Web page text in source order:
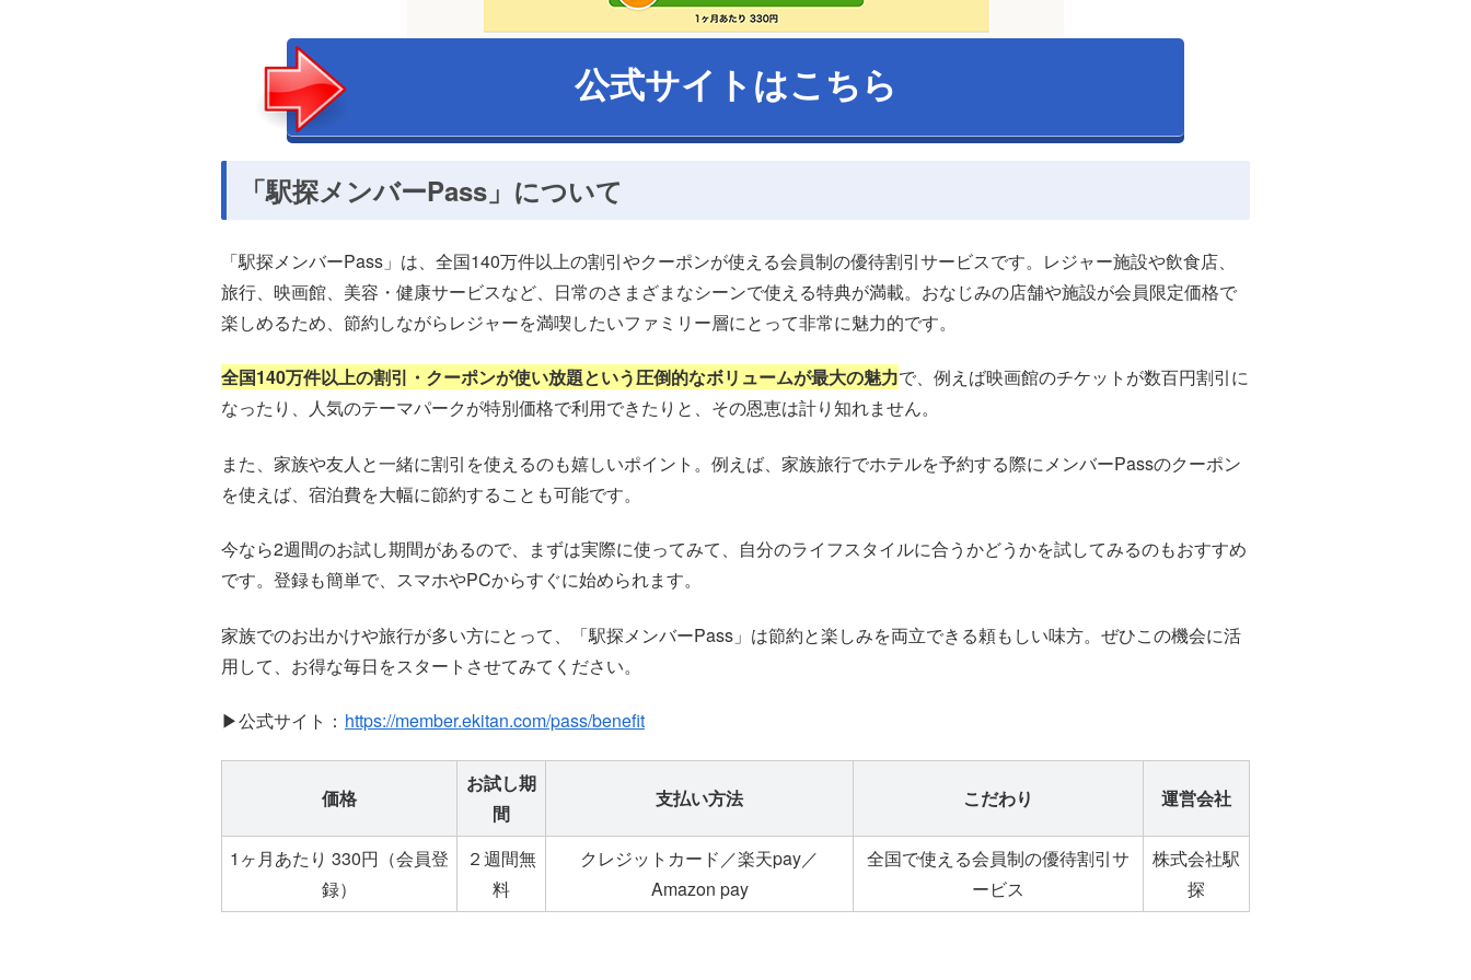
公式サイトはこちら
「駅探メンバーPass」について
「駅探メンバーPass」は、全国140万件以上の割引やクーポンが使える会員制の優待割引サービスです。レジャー施設や飲食店、
旅行、映画館、美容・健康サービスなど、日常のさまざまなシーンで使える特典が満載。おなじみの店舗や施設が会員限定価格で
楽しめるため、節約しながらレジャーを満喫したいファミリー層にとって非常に魅力的です。
全国140万件以上の割引・クーポンが使い放題という圧倒的なボリュームが最大の魅力で、例えば映画館のチケットが数百円割引に
なったり、人気のテーマパークが特別価格で利用できたりと、その恩恵は計り知れません。
また、家族や友人と一緒に割引を使えるのも嬉しいポイント。例えば、家族旅行でホテルを予約する際にメンバーPassのクーポン
を使えば、宿泊費を大幅に節約することも可能です。
今なら2週間のお試し期間があるので、まずは実際に使ってみて、自分のライフスタイルに合うかどうかを試してみるのもおすすめ
です。登録も簡単で、スマホやPCからすぐに始められます。
家族でのお出かけや旅行が多い方にとって、「駅探メンバーPass」は節約と楽しみを両立できる頼もしい味方。ぜひこの機会に活
用して、お得な毎日をスタートさせてみてください。
▶公式サイト： https://member.ekitan.com/pass/benefit
価格
お試し期
間
支払い方法 こだわり 運営会社
1ヶ月あたり 330円（会員登
録）
２週間無
料
クレジットカード／楽天pay／
Amazon pay
全国で使える会員制の優待割引サ
ービス
株式会社駅
探